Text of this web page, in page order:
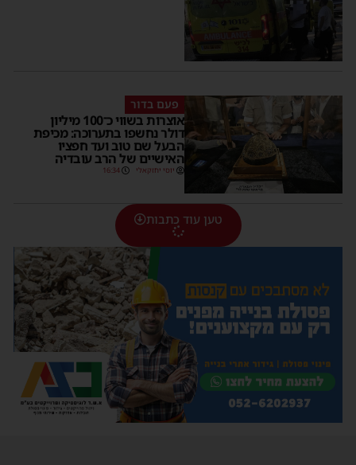
פעם בדור
אוצרות בשווי כ־100 מיליון
דולר נחשפו בתערוכה: מכיפת
הבעל שם טוב ועד חפציו
האישיים של הרב עובדיה
יוסי יחזקאלי 16:34
טען עוד כתבות